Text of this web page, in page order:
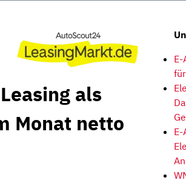
als
Monat netto